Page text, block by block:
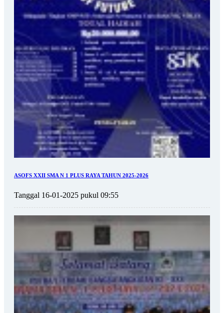
ASOFS XXII SMA N 1 PLUS RAYA TAHUN 2025-2026
Tanggal 16-01-2025 pukul 09:55